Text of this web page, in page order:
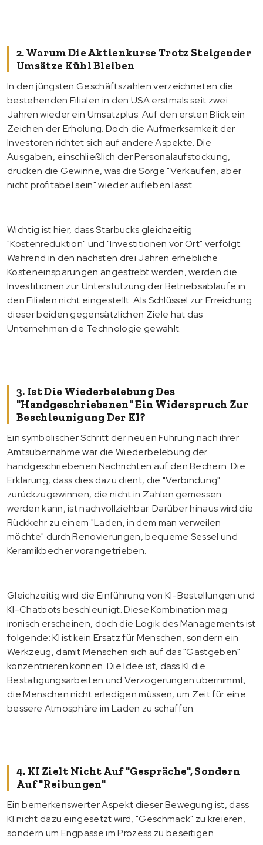
2. Warum Die Aktienkurse Trotz Steigender
Umsätze Kühl Bleiben
In den jüngsten Geschäftszahlen verzeichneten die
bestehenden Filialen in den USA erstmals seit zwei
Jahren wieder ein Umsatzplus. Auf den ersten Blick ein
Zeichen der Erholung. Doch die Aufmerksamkeit der
Investoren richtet sich auf andere Aspekte. Die
Ausgaben, einschließlich der Personalaufstockung,
drücken die Gewinne, was die Sorge "Verkaufen, aber
nicht profitabel sein" wieder aufleben lässt.
Wichtig ist hier, dass Starbucks gleichzeitig
"Kostenreduktion" und "Investitionen vor Ort" verfolgt.
Während in den nächsten drei Jahren erhebliche
Kosteneinsparungen angestrebt werden, werden die
Investitionen zur Unterstützung der Betriebsabläufe in
den Filialen nicht eingestellt. Als Schlüssel zur Erreichung
dieser beiden gegensätzlichen Ziele hat das
Unternehmen die Technologie gewählt.
3. Ist Die Wiederbelebung Des
"Handgeschriebenen" Ein Widerspruch Zur
Beschleunigung Der KI?
Ein symbolischer Schritt der neuen Führung nach ihrer
Amtsübernahme war die Wiederbelebung der
handgeschriebenen Nachrichten auf den Bechern. Die
Erklärung, dass dies dazu dient, die "Verbindung"
zurückzugewinnen, die nicht in Zahlen gemessen
werden kann, ist nachvollziehbar. Darüber hinaus wird die
Rückkehr zu einem "Laden, in dem man verweilen
möchte" durch Renovierungen, bequeme Sessel und
Keramikbecher vorangetrieben.
Gleichzeitig wird die Einführung von KI-Bestellungen und
KI-Chatbots beschleunigt. Diese Kombination mag
ironisch erscheinen, doch die Logik des Managements ist
folgende: KI ist kein Ersatz für Menschen, sondern ein
Werkzeug, damit Menschen sich auf das "Gastgeben"
konzentrieren können. Die Idee ist, dass KI die
Bestätigungsarbeiten und Verzögerungen übernimmt,
die Menschen nicht erledigen müssen, um Zeit für eine
bessere Atmosphäre im Laden zu schaffen.
4. KI Zielt Nicht Auf "Gespräche", Sondern
Auf "Reibungen"
Ein bemerkenswerter Aspekt dieser Bewegung ist, dass
KI nicht dazu eingesetzt wird, "Geschmack" zu kreieren,
sondern um Engpässe im Prozess zu beseitigen.